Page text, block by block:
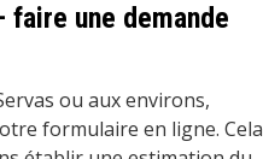
faire une demande
ou aux environs,
formulaire en ligne. Cela